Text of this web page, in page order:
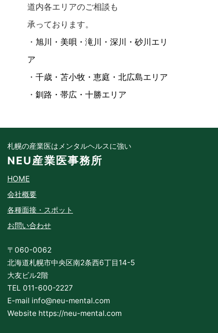
道内各エリアのご相談も
承っております。
・ 旭川・美唄・滝川・深川・砂川エリ
ア
・ 千歳・苫小牧・恵庭・北広島エリア
・ 釧路・帯広・十勝エリア
札幌の産業医はメンタルヘルスに強い
NEU産業医事務所
HOME
会社概要
各種面接・スポット
お問い合わせ
〒060-0062
北海道札幌市中央区南2条西6丁目14-5
大友ビル2階
TEL 011-600-2227
E-mail info@neu-mental.com
Website https://neu-mental.com